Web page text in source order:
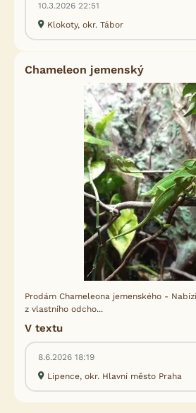
10.3.2026 22:51
Klokoty, okr. Tábor
Chameleon jemenský
Prodám Chameleona jemenského -
z vlastního odcho...
V textu
8.6.2026 18:19
Lipence, okr. Hlavní město Praha